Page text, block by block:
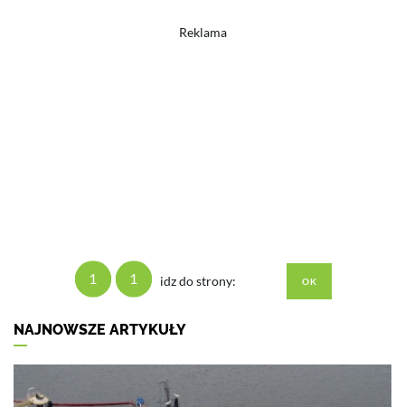
Reklama
1 1 idz do strony:
NAJNOWSZE ARTYKUŁY